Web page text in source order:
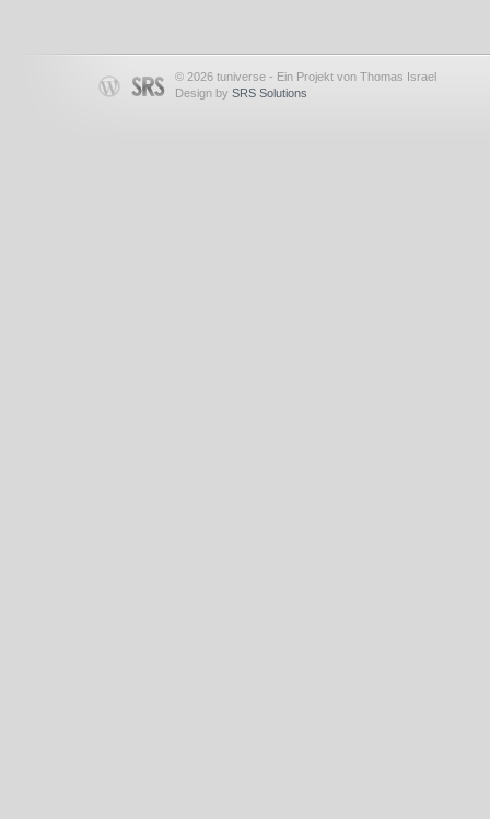
© 2026 tuniverse - Ein Projekt von Thomas Israel
Design by SRS Solutions